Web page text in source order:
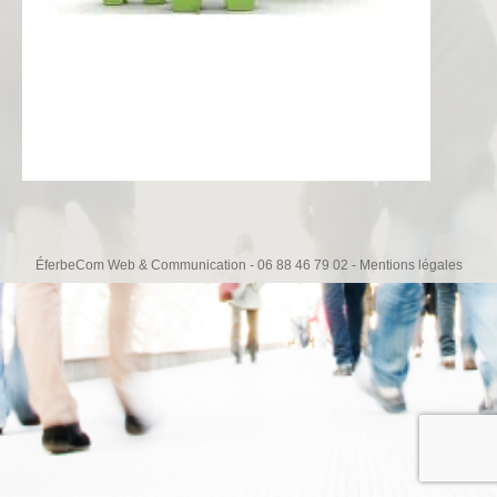
ÉferbeCom Web & Communication - 06 88 46 79 02 - Mentions légales